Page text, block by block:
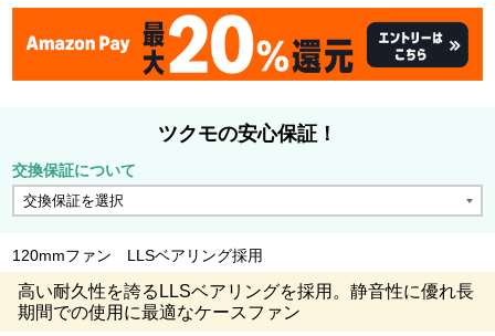
ツクモの安心保証！
交換保証について
120mmファン LLSベアリング採用
高い耐久性を誇るLLSベアリングを採用。静音性に優れ長
期間での使用に最適なケースファン